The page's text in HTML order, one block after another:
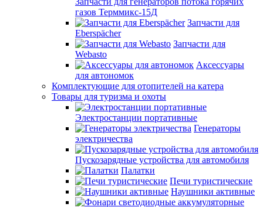
газов Терммикс-15Д
Запчасти для
Eberspächer
Запчасти для
Webasto
Аксессуары
для автономок
Комплектующие для отопителей на катера
Товары для туризма и охоты
Электростанции портативные
Генераторы
электричества
Пускозарядные устройства для автомобиля
Палатки
Печи туристические
Наушники активные